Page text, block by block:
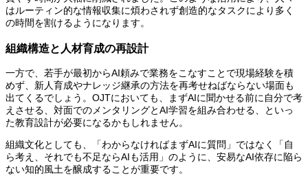
はルーティン的な情報収集に煩わされず創造的なタスクにより多く
の時間を割けるようになります。
組織構造と人材育成の再設計
一方で、若手が最初からAI頼みで業務をこなすことで現場経験を積
めず、新人育成やナレッジ継承の方法を再考せねばならない場面も
出てくるでしょう。OJTにおいても、まずAIに聞かせる前に自分で考
えさせる、対面でのメンタリングとAI学習を組み合わせる、といっ
た教育設計が必要になるかもしれません。
組織文化としても、「わからなければまずAIに質問」ではなく「自
ら考え、それでも不足ならAIも活用」のように、安易なAI依存に陥ら
ない知的風土を醸成することが重要です。